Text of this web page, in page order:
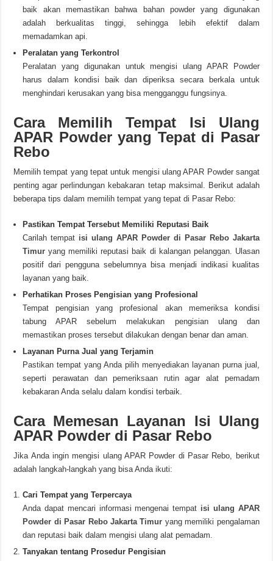
baik akan memastikan bahwa bahan powder yang digunakan
adalah berkualitas tinggi, sehingga lebih efektif dalam
memadamkan api.
Peralatan yang Terkontrol
Peralatan yang digunakan untuk mengisi ulang APAR Powder
harus dalam kondisi baik dan diperiksa secara berkala untuk
menghindari kerusakan yang bisa mengganggu fungsinya.
Cara Memilih Tempat Isi Ulang
APAR Powder yang Tepat di Pasar
Rebo
Memilih tempat yang tepat untuk mengisi ulang APAR Powder sangat
penting agar perlindungan kebakaran tetap maksimal. Berikut adalah
beberapa tips dalam memilih tempat yang tepat di Pasar Rebo:
Pastikan Tempat Tersebut Memiliki Reputasi Baik
Carilah tempat isi ulang APAR Powder di Pasar Rebo Jakarta
Timur yang memiliki reputasi baik di kalangan pelanggan. Ulasan
positif dari pengguna sebelumnya bisa menjadi indikasi kualitas
layanan yang baik.
Perhatikan Proses Pengisian yang Profesional
Tempat pengisian yang profesional akan memeriksa kondisi
tabung APAR sebelum melakukan pengisian ulang dan
memastikan proses tersebut dilakukan dengan benar dan aman.
Layanan Purna Jual yang Terjamin
Pastikan tempat yang Anda pilih menyediakan layanan purna jual,
seperti perawatan dan pemeriksaan rutin agar alat pemadam
kebakaran Anda selalu dalam kondisi terbaik.
Cara Memesan Layanan Isi Ulang
APAR Powder di Pasar Rebo
Jika Anda ingin mengisi ulang APAR Powder di Pasar Rebo, berikut
adalah langkah-langkah yang bisa Anda ikuti:
Cari Tempat yang Terpercaya
Anda dapat mencari informasi mengenai tempat isi ulang APAR
Powder di Pasar Rebo Jakarta Timur yang memiliki pengalaman
dan reputasi baik dalam mengisi ulang alat pemadam.
Tanyakan tentang Prosedur Pengisian